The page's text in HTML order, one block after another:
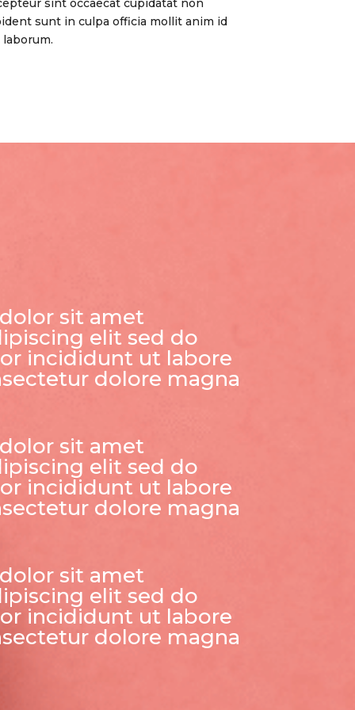
sint occaecat cupidatat non
sunt in culpa officia mollit anim id
sit amet
elit sed do
incididunt ut labore
dolore magna
sit amet
elit sed do
incididunt ut labore
dolore magna
sit amet
elit sed do
incididunt ut labore
dolore magna